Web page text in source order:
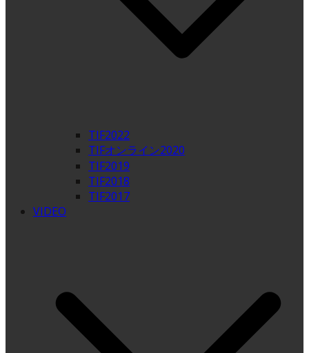
TIF2022
TIFオンライン2020
TIF2019
TIF2018
TIF2017
VIDEO